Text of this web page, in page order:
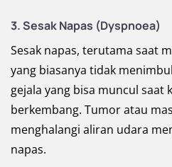
3. Sesak Napas (Dyspnoea)
Sesak napas, terutama saat
yang biasanya tidak
gejala yang bisa muncul saat
berkembang. Tumor atau
menghalangi aliran udara
napas.